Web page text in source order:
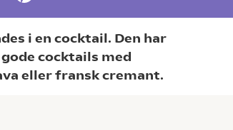
i en cocktail. Den har
cocktails med
eller fransk cremant.